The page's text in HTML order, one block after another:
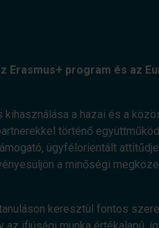
Erasmus+ program és az
a hazai és a
történő
ügyfélorientált
a minőségi
keresztül fontos